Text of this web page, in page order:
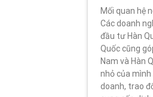
Mối quan hệ
Các doanh
đầu tư Hàn
Quốc cũng
Nam và Hàn
nhỏ của
doanh, trao